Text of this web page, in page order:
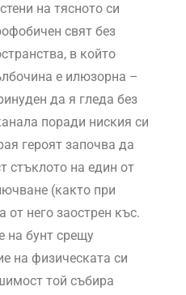
на тясното си
свят без
в който
е илюзорна –
да я гледа без
поради ниския си
героят започва да
стъклото на един от
(както при
от него заострен къс.
на бунт срещу
на физическата си
той събира